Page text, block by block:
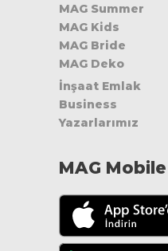
MAG Summer
MAG Kids
MAG Bride
MAG Deko
İnşaat Emlak
Business
Yazarlarımız
MAG Mobile